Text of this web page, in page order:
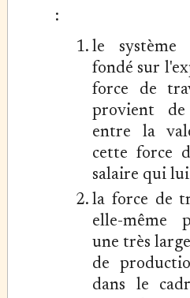
:
le système
fondé sur
force de
provient
entre la
cette force
salaire qui lui
la force de
elle-même
une très
de
dans le